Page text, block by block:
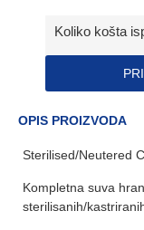
Koliko košta
OPIS PROIZVODA
Sterilised/Neutered
Kompletna suva
sterilisanih/